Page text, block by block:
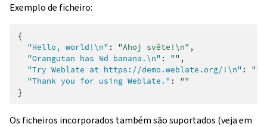
Exemplo de ficheiro:
{
"Hello, world!\n" : "Ahoj světe!\n" ,
"Orangutan has %d banana.\n" : "" ,
"Try Weblate at https://demo.weblate.org/!\n" : ""
"Thank you for using Weblate." :
""
}
Os ficheiros incorporados também são suportados (veja em